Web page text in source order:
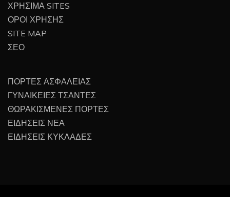
ΧΡΗΣΙΜΑ SITES
ΟΡΟΙ ΧΡΗΣΗΣ
SITE MAP
ΣΕΟ
ΠΟΡΤΕΣ ΑΣΦΑΛΕΙΑΣ
ΓΥΝΑΙΚΕΙΕΣ ΤΣΑΝΤΕΣ
ΘΩΡΑΚΙΣΜΕΝΕΣ ΠΟΡΤΕΣ
ΕΙΔΗΣΕΙΣ ΝΕΑ
ΕΙΔΗΣΕΙΣ ΚΥΚΛΑΔΕΣ